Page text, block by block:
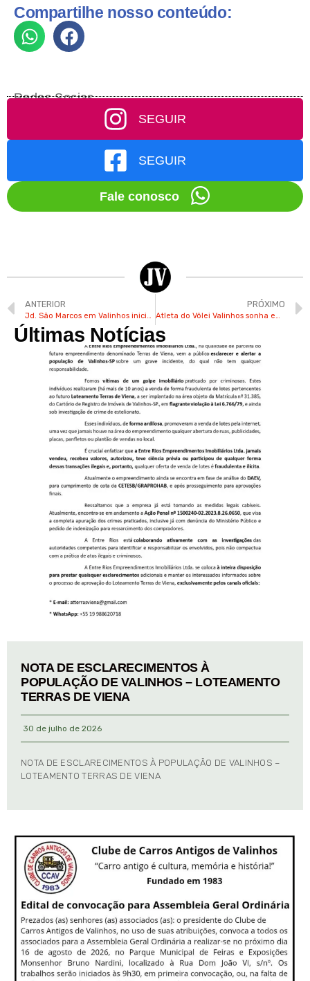
Compartilhe nosso conteúdo:
Redes Socias
SEGUIR
SEGUIR
Fale conosco
ANTERIOR
Jd. São Marcos em Valinhos inicia festa julina neste fim de semana
PRÓXIMO
Atleta do Vôlei Valinhos sonha em jogar pela seleção brasileira
Últimas Notícias
NOTA DE ESCLARECIMENTOS À
POPULAÇÃO DE VALINHOS – LOTEAMENTO
TERRAS DE VIENA
30 de julho de 2026
NOTA DE ESCLARECIMENTOS À POPULAÇÃO DE VALINHOS –
LOTEAMENTO TERRAS DE VIENA